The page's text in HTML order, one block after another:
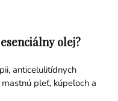
olej?
anticelulitídnych
pleť, kúpeľoch a